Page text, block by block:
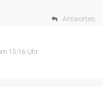
Antworten
15:16 Uhr